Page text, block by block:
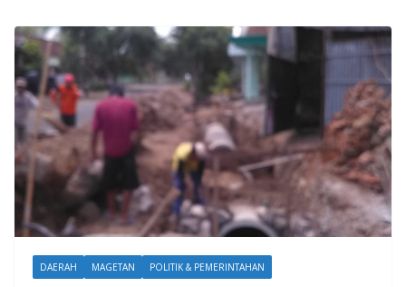
DAERAH MAGETAN POLITIK & PEMERINTAHAN